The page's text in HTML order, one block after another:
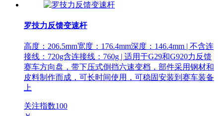
罗技力反馈变速杆
高度：206.5mm宽度：176.4mm深度：146.4mm | 不含连
接线：720g含连接线：760g | 适用于G29和G920力反馈
赛车方向盘，带下压式倒挡六速变档，部件采用钢材和
皮料制作而成，可长时间使用，可稳固安装到赛车装备
上
关注指数100